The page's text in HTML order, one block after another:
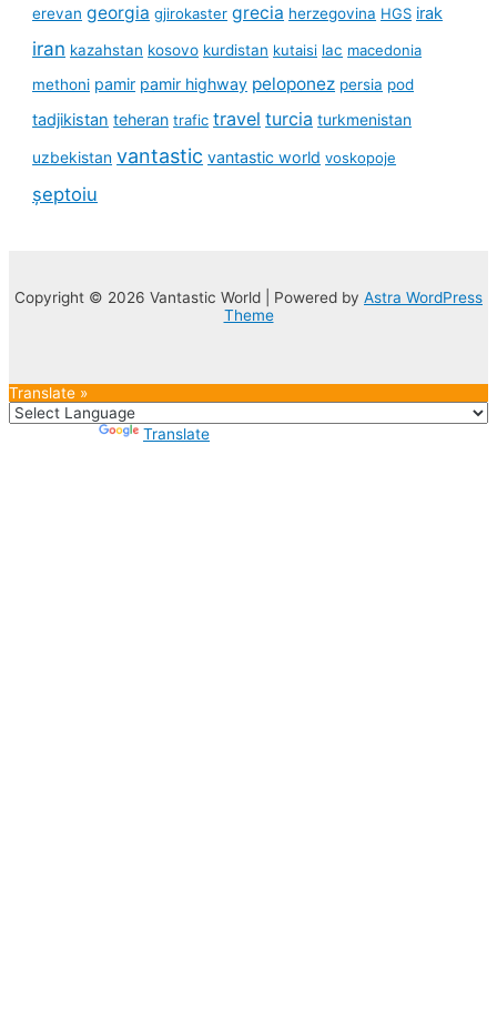
erevan georgia gjirokaster grecia herzegovina HGS irak
iran kazahstan kosovo kurdistan kutaisi lac macedonia
methoni pamir pamir highway peloponez persia pod
tadjikistan teheran trafic travel turcia turkmenistan
uzbekistan vantastic vantastic world voskopoje
șeptoiu
Copyright © 2026 Vantastic World | Powered by Astra WordPress
Theme
Translate »
Translate